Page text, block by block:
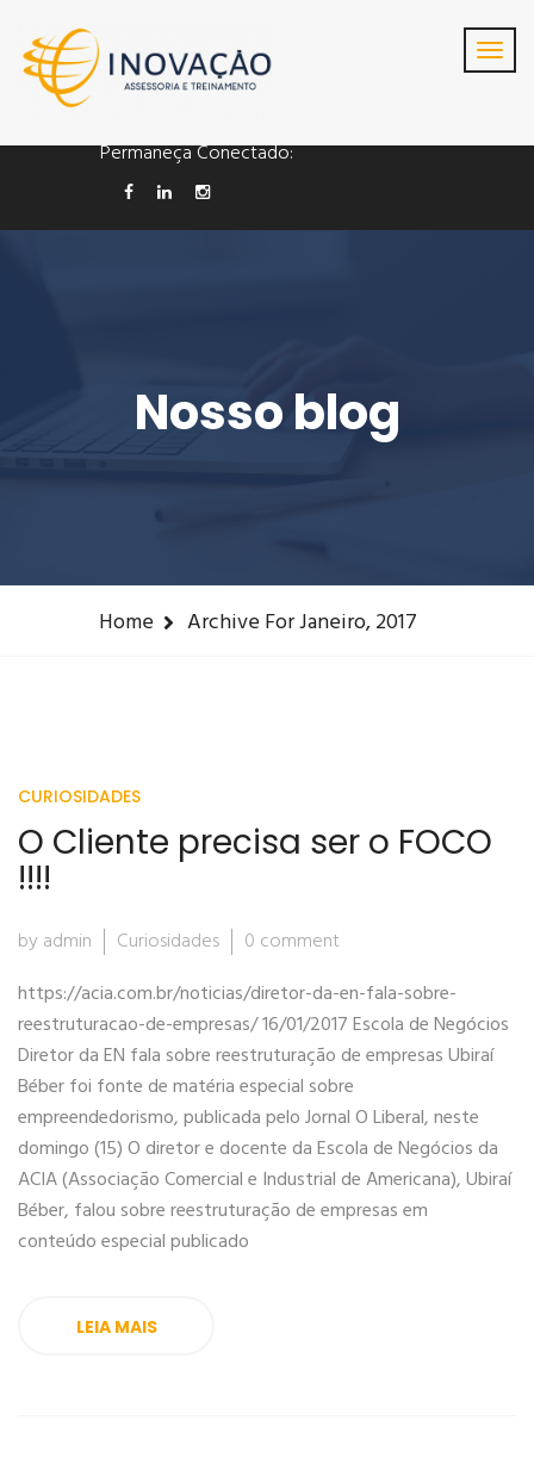
98129-9963
Permaneça Conectado:
Nosso blog
Home Archive For Janeiro, 2017
CURIOSIDADES
O Cliente precisa ser o FOCO
!!!!
by admin Curiosidades
0 comment
https://acia.com.br/noticias/diretor-da-en-fala-sobre-
reestruturacao-de-empresas/ 16/01/2017 Escola de Negócios
Diretor da EN fala sobre reestruturação de empresas Ubiraí
Béber foi fonte de matéria especial sobre
empreendedorismo, publicada pelo Jornal O Liberal, neste
domingo (15) O diretor e docente da Escola de Negócios da
ACIA (Associação Comercial e Industrial de Americana), Ubiraí
Béber, falou sobre reestruturação de empresas em
conteúdo especial publicado
LEIA MAIS